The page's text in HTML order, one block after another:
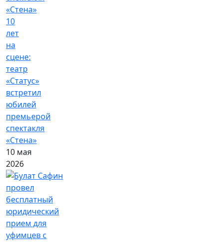
10
лет
на
сцене:
театр
«Статус»
встретил
юбилей
премьерой
спектакля
«Стена»
10 мая
2026